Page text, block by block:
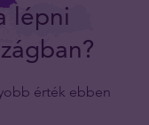
lépni
érték ebben